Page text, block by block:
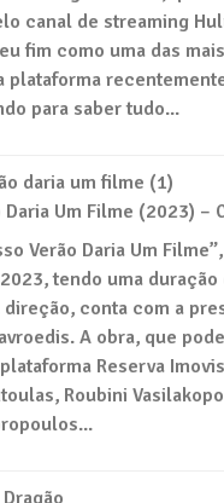
canal de streaming
fim como uma das mais
plataforma
para saber tudo...
Daria Um Filme (2023) –
Verão Daria Um
tendo uma duração
direção, conta com a
A obra, que
Reserva
Roubini